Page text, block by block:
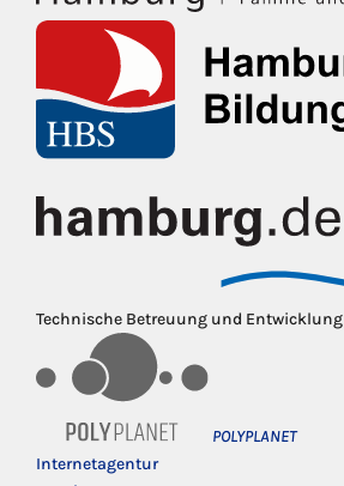
Technische Betreuung und Entwicklung
POLYPLANET
Internetagentur